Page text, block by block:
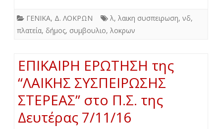
ΓΕΝΙΚΑ, Δ. ΛΟΚΡΩΝ λ, λαικη συσπειρωση, νδ,
πλατεία, δήμος, συμβουλιο, λοκρων
ΕΠΙΚΑΙΡΗ ΕΡΩΤΗΣΗ της
“ΛΑΙΚΗΣ ΣΥΣΠΕΙΡΩΣΗΣ
ΣΤΕΡΕΑΣ” στο Π.Σ. της
Δευτέρας 7/11/16